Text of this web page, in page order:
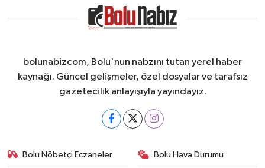
bolunabizcom, Bolu'nun nabzını tutan yerel haber
kaynağı. Güncel gelişmeler, özel dosyalar ve tarafsız
gazetecilik anlayışıyla yayındayız.
Bolu Nöbetçi Eczaneler Bolu Hava Durumu